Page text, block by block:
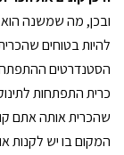
ובכן, מה שמשנה הוא
להיות בטוחים
הסטנדרטים
כרית התפתחות
שהכרית אותה אתם
המקום בו יש לקנות